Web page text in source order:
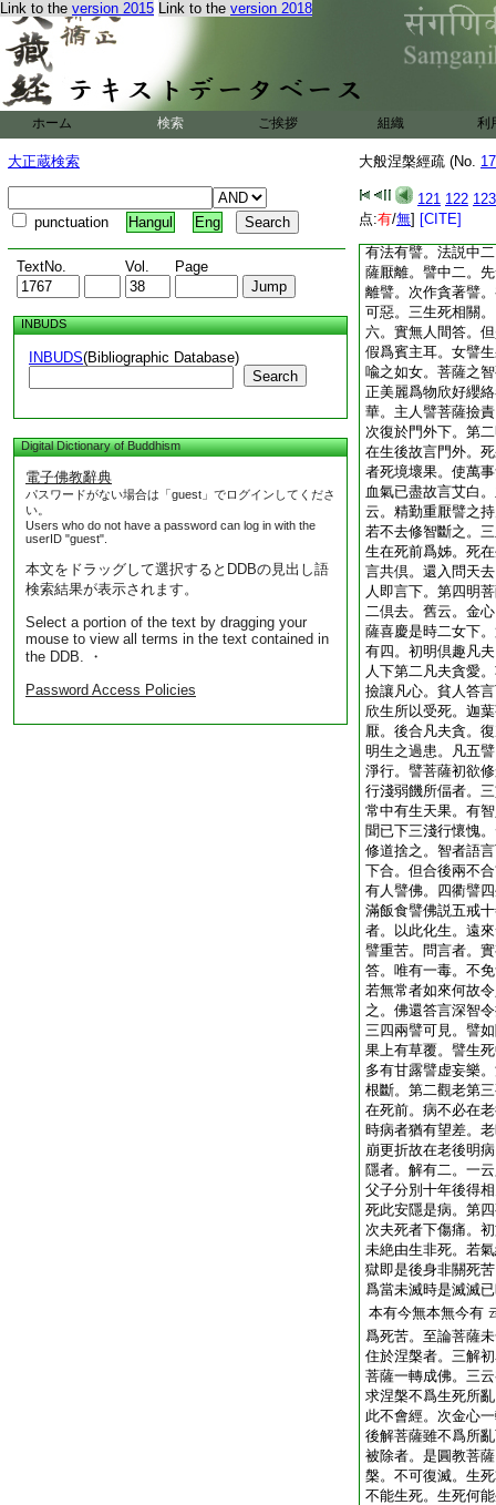
Link to the version 2015 Link to the version 2018
ホーム 検索 ご挨拶 組織 利
大正蔵検索
punctuation Hangul Eng
TextNo. Vol. Page
INBUDS
INBUDS(Bibliographic Database)
Search
Digital Dictionary of Buddhism
電子佛教辭典
パスワードがない場合は「guest」でログインしてくださ
い。
Users who do not have a password can log in with the
userID "guest".
本文をドラッグして選択するとDDBの見出し語
検索結果が表示されます。
Select a portion of the text by dragging your
mouse to view all terms in the text contained in
the DDB. ・
Password Access Policies
大般涅槃經疏 (No.
121 122 123
点:有/無] [CITE]
因互別。二由費財
同。放逸破戒而命
戒捨命者直名壞命
造罪。便名死屍。
體。今依經文以五
之根本下。第二廣
爲三。一明生爲苦
多過患。初明生苦
六苦生亦是本。世
有法有譬。法説中
薩厭離。譬中二。
離譬。次作貪著譬
可惡。三生死相關
六。實無人間答。
假爲賓主耳。女譬
喩之如女。菩薩之
正美麗爲物欣好纓
華。主人譬菩薩撿
次復於門外下。第
在生後故言門外。
者死境壞果。使萬
血氣已盡故言艾白
云。精勤重厭譬之
若不去修智斷之。
生在死前爲姊。死
言共倶。還入問天
人即言下。第四明
二倶去。舊云。金
薩喜慶是時二女下
有四。初明倶趣凡
人下第二凡夫貪愛
撿讓凡心。貧人答
欣生所以受死。迦
厭。後合凡夫貪。
明生之過患。凡五
淨行。譬菩薩初欲
行淺弱饑所偪者。
常中有生天果。有
聞已下三淺行懷愧
修道捨之。智者語
下合。但合後兩不
有人譬佛。四衢譬
滿飯食譬佛説五戒
者。以此化生。遠
譬重苦。問言者。
答。唯有一毒。不
若無常者如來何故
之。佛還答言深智
三四兩譬可見。譬
果上有草覆。譬生
多有甘露譬虚妄樂
根斷。第二觀老第
在死前。病不必在
時病者猶有望差。
崩更折故在老後明
隱者。解有二。一
父子分別十年後得
死此安隱是病。第
次夫死者下傷痛。
未絶由生非死。若
獄即是後身非關死
爲當未滅時是滅滅
本有今無本無今有
爲死苦。至論菩薩
住於涅槃者。三解
菩薩一轉成佛。三
求涅槃不爲生死所
此不會經。次金心
後解菩薩雖不爲所
被除者。是圓教菩
槃。不可復滅。生
不能生死。生死何